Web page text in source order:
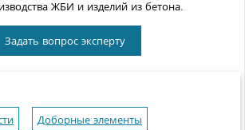
ЖБИ и изделий из бетона.
Задать вопрос эксперту
Доборные элементы